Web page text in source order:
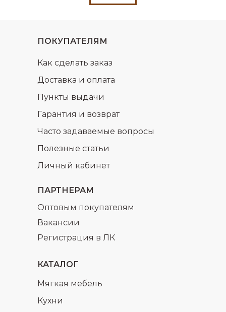
ПАРТНЕРАМ
Регистрация в ЛК
Оптовым покупателям
Вакансии
КАТАЛОГ
Кухни
Мягкая мебель
ПОКУПАТЕЛЯМ
Доставка и оплата
Часто задаваемые вопросы
Гарантия и возврат
Полезные статьи
Пункты выдачи
Как сделать заказ
Личный кабинет